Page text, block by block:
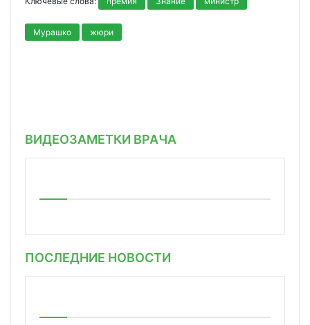
Мурашко жюри
ВИДЕОЗАМЕТКИ ВРАЧА
ПОСЛЕДНИЕ НОВОСТИ